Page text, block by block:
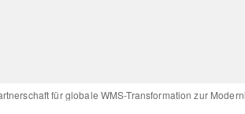
für globale WMS-Transformation zur